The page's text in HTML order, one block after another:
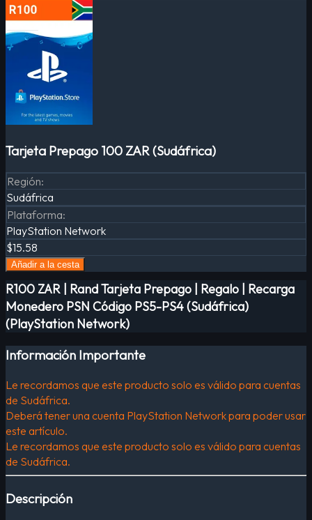
Tarjeta Prepago 100 ZAR (Sudáfrica)
Región:
Sudáfrica
Plataforma:
PlayStation Network
$15.58
Añadir a la cesta
R100 ZAR | Rand Tarjeta Prepago | Regalo | Recarga
Monedero PSN Código PS5-PS4 (Sudáfrica)
(PlayStation Network)
Información Importante
Le recordamos que este producto solo es válido para cuentas
de Sudáfrica.
Deberá tener una cuenta PlayStation Network para poder usar
este artículo.
Le recordamos que este producto solo es válido para cuentas
de Sudáfrica.
Descripción